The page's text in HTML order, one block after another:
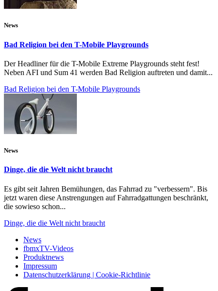
News
Bad Religion bei den T-Mobile Playgrounds
Der Headliner für die T-Mobile Extreme Playgrounds steht fest!
Neben AFI und Sum 41 werden Bad Religion auftreten und damit...
Bad Religion bei den T-Mobile Playgrounds
News
Dinge, die die Welt nicht braucht
Es gibt seit Jahren Bemühungen, das Fahrrad zu "verbessern". Bis
jetzt waren diese Anstrengungen auf Fahrradgattungen beschränkt,
die sowieso schon...
Dinge, die die Welt nicht braucht
News
fbmxTV-Videos
Produktnews
Impressum
Datenschutzerklärung | Cookie-Richtlinie